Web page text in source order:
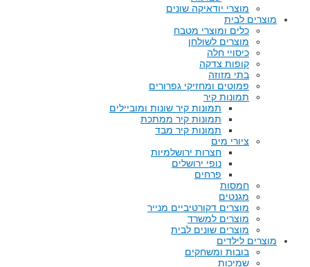
מוצרי יודאיקה שונים
מוצרים לבית
כלים ומוצרי מטבח
מוצרים לשולחן
כיסויי חלה
קופות צדקה
בתי מזוזה
פמוטים ומחזיקי גפרורים
תמונות קיר
תמונות קיר שונות ומוביילים
תמונות קיר ממתכת
תמונות קיר מבד
ציורי מים
חצרות ירושלמיות
נופי ירושלים
פרחים
חמסות
מגנטים
מוצרים דקורטיביים מנייר
מוצרים למשרד
מוצרים שונים לבית
מוצרים לילדים
בובות ומשחקים
שמיכות